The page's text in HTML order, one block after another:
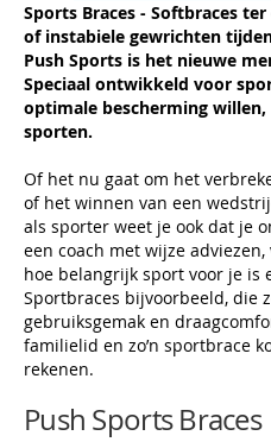
Sports Braces - Softbraces
of instabiele gewrichten
Push Sports is het nieuwe
Speciaal ontwikkeld voor
optimale bescherming
sporten.
Of het nu gaat om het
of het winnen van een
als sporter weet je ook dat je
een coach met wijze
hoe belangrijk sport voor je is
Sportbraces bijvoorbeeld, die
gebruiksgemak en
familielid en zo’n sportbrace
rekenen.
Push Sports Braces